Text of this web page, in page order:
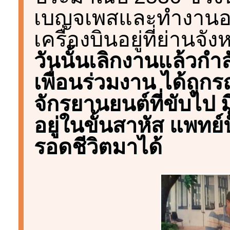
เบญจเพสและทำงา
เครื่องบินอยู่ที่ย่านจัง
วันนั้นเลิกงานแล้วกำ
เพื่อนร่วมงาน ได้ถูก
จักรยานยนต์ที่ขับไป
อยู่ในขั้นสาหัส แพทย์
รอดชีวิตมาได้